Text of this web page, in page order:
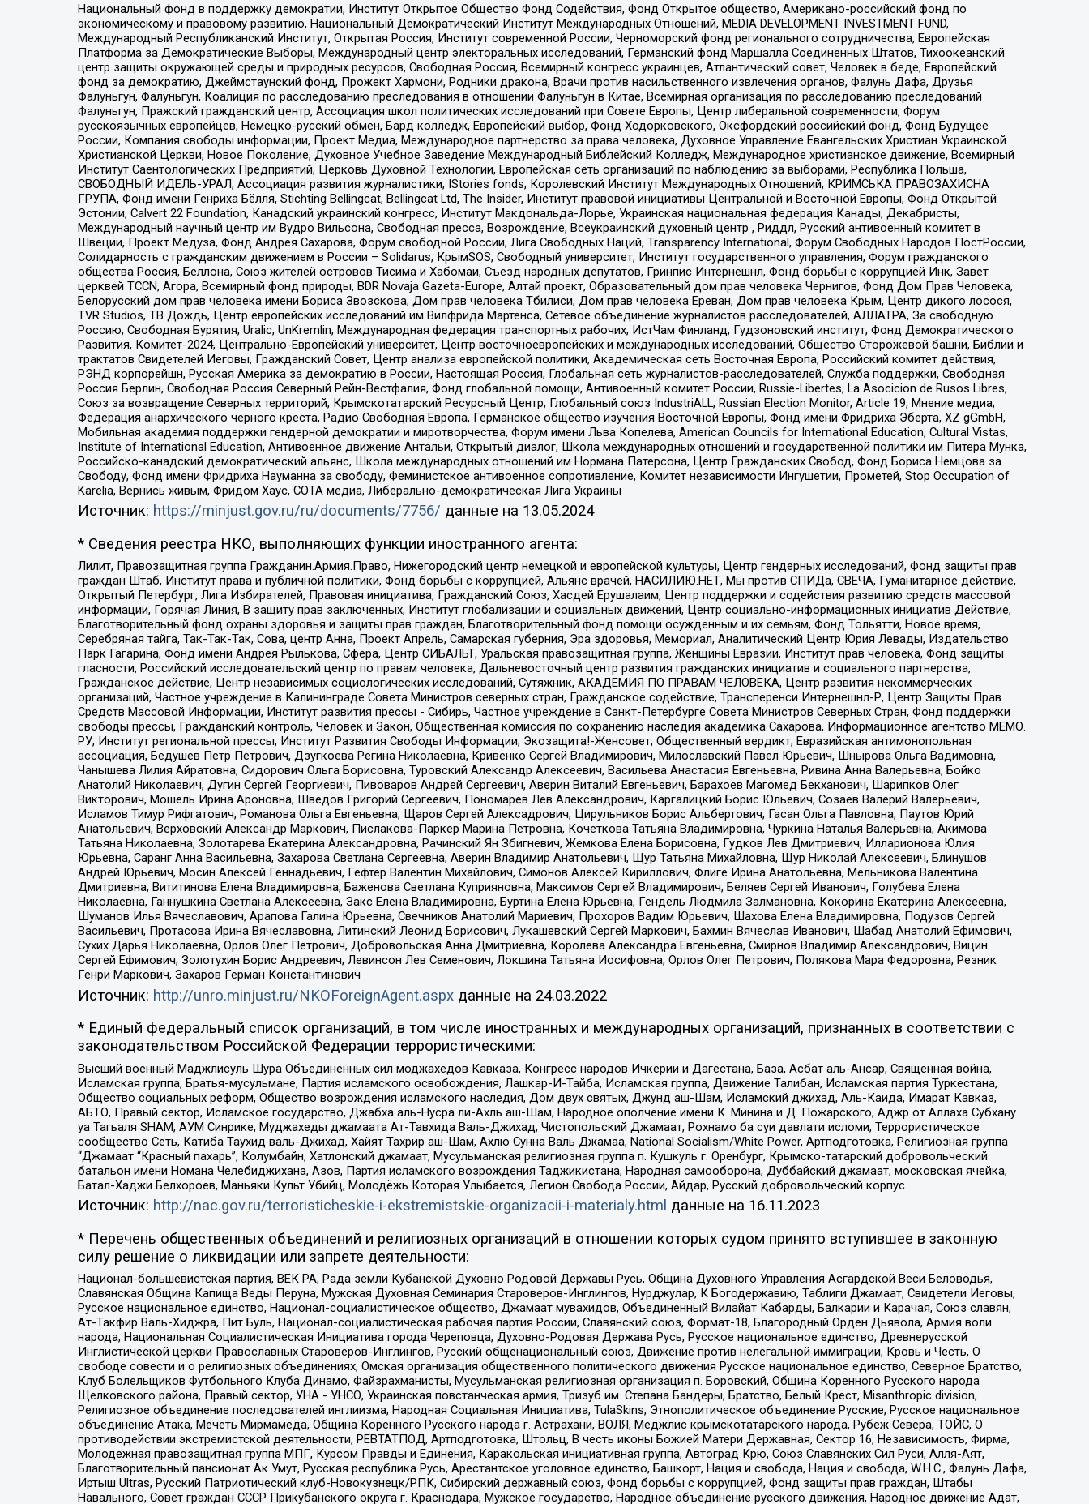
Национальный фонд в поддержку демократии, Институт Открытое Общество Фонд Содействия, Фонд Открытое общество, Американо-российский фонд по
экономическому и правовому развитию, Национальный Демократический Институт Международных Отношений, MEDIA DEVELOPMENT INVESTMENT FUND,
Международный Республиканский Институт, Открытая Россия, Институт современной России, Черноморский фонд регионального сотрудничества, Европейская
Платформа за Демократические Выборы, Международный центр электоральных исследований, Германский фонд Маршалла Соединенных Штатов, Тихоокеанский
центр защиты окружающей среды и природных ресурсов, Свободная Россия, Всемирный конгресс украинцев, Атлантический совет, Человек в беде, Европейский
фонд за демократию, Джеймстаунский фонд, Прожект Хармони, Родники дракона, Врачи против насильственного извлечения органов, Фалунь Дафа, Друзья
Фалуньгун, Фалуньгун, Коалиция по расследованию преследования в отношении Фалуньгун в Китае, Всемирная организация по расследованию преследований
Фалуньгун, Пражский гражданский центр, Ассоциация школ политических исследований при Совете Европы, Центр либеральной современности, Форум
русскоязычных европейцев, Немецко-русский обмен, Бард колледж, Европейский выбор, Фонд Ходорковского, Оксфордский российский фонд, Фонд Будущее
России, Компания свободы информации, Проект Медиа, Международное партнерство за права человека, Духовное Управление Евангельских Христиан Украинской
Христианской Церкви, Новое Поколение, Духовное Учебное Заведение Международный Библейский Колледж, Международное христианское движение, Всемирный
Институт Саентологических Предприятий, Церковь Духовной Технологии, Европейская сеть организаций по наблюдению за выборами, Республика Польша,
СВОБОДНЫЙ ИДЕЛЬ-УРАЛ, Ассоциация развития журналистики, IStories fonds, Королевский Институт Международных Отношений, КРИМСЬКА ПРАВОЗАХИСНА
ГРУПА, Фонд имени Генриха Бёлля, Stichting Bellingcat, Bellingcat Ltd, The Insider, Институт правовой инициативы Центральной и Восточной Европы, Фонд Открытой
Эстонии, Calvert 22 Foundation, Канадский украинский конгресс, Институт Макдональда-Лорье, Украинская национальная федерация Канады, Декабристы,
Международный научный центр им Вудро Вильсона, Свободная пресса, Возрождение, Всеукраинский духовный центр , Риддл, Русский антивоенный комитет в
Швеции, Проект Медуза, Фонд Андрея Сахарова, Форум свободной России, Лига Свободных Наций, Transparеncy International, Форум Свободных Народов ПостРоссии,
Солидарность с гражданским движением в России – Solidarus, КрымSOS, Свободный университет, Институт государственного управления, Форум гражданского
общества Россия, Беллона, Союз жителей островов Тисима и Хабомаи, Съезд народных депутатов, Гринпис Интернешнл, Фонд борьбы с коррупцией Инк, Завет
церквей TCCN, Агора, Всемирный фонд природы, BDR Novaja Gazeta-Europe, Алтай проект, Образовательный дом прав человека Чернигов, Фонд Дом Прав Человека,
Белорусский дом прав человека имени Бориса Звозскова, Дом прав человека Тбилиси, Дом прав человека Ереван, Дом прав человека Крым, Центр дикого лосося,
TVR Studios, ТВ Дождь, Центр европейских исследований им Вилфрида Мартенса, Сетевое объединение журналистов расследователей, АЛЛАТРА, За свободную
Россию, Свободная Бурятия, Uralic, UnKremlin, Международная федерация транспортных рабочих, ИстЧам Финланд, Гудзоновский институт, Фонд Демократического
Развития, Комитет-2024, Центрально-Европейский университет, Центр восточноевропейских и международных исследований, Общество Сторожевой башни, Библии и
трактатов Свидетелей Иеговы, Гражданский Совет, Центр анализа европейской политики, Академическая сеть Восточная Европа, Российский комитет действия,
РЭНД корпорейшн, Русская Америка за демократию в России, Настоящая Россия, Глобальная сеть журналистов-расследователей, Служба поддержки, Свободная
Россия Берлин, Свободная Россия Северный Рейн-Вестфалия, Фонд глобальной помощи, Антивоенный комитет России, Russie-Libertes, La Asocicion de Rusos Libres,
Союз за возвращение Северных территорий, Крымскотатарский Ресурсный Центр, Глобальный союз IndustriALL, Russian Election Monitor, Article 19, Мнение медиа,
Федерация анархического черного креста, Радио Свободная Европа, Германское общество изучения Восточной Европы, Фонд имени Фридриха Эберта, XZ gGmbH,
Мобильная академия поддержки гендерной демократии и миротворчества, Форум имени Льва Копелева, American Councils for International Education, Cultural Vistas,
Institute of International Education, Антивоенное движение Антальи, Открытый диалог, Школа международных отношений и государственной политики им Питера Мунка,
Российско-канадский демократический альянс, Школа международных отношений им Нормана Патерсона, Центр Гражданских Свобод, Фонд Бориса Немцова за
Свободу, Фонд имени Фридриха Науманна за свободу, Феминистское антивоенное сопротивление, Комитет независимости Ингушетии, Прометей, Stop Occupation of
Karelia, Вернись живым, Фридом Хаус, СОТА медиа, Либерально-демократическая Лига Украины
Источник: https://minjust.gov.ru/ru/documents/7756/ данные на 13.05.2024
* Сведения реестра НКО, выполняющих функции иностранного агента:
Лилит, Правозащитная группа Гражданин.Армия.Право, Нижегородский центр немецкой и европейской культуры, Центр гендерных исследований, Фонд защиты прав
граждан Штаб, Институт права и публичной политики, Фонд борьбы с коррупцией, Альянс врачей, НАСИЛИЮ.НЕТ, Мы против СПИДа, СВЕЧА, Гуманитарное действие,
Открытый Петербург, Лига Избирателей, Правовая инициатива, Гражданский Союз, Хасдей Ерушалаим, Центр поддержки и содействия развитию средств массовой
информации, Горячая Линия, В защиту прав заключенных, Институт глобализации и социальных движений, Центр социально-информационных инициатив Действие,
Благотворительный фонд охраны здоровья и защиты прав граждан, Благотворительный фонд помощи осужденным и их семьям, Фонд Тольятти, Новое время,
Серебряная тайга, Так-Так-Так, Сова, центр Анна, Проект Апрель, Самарская губерния, Эра здоровья, Мемориал, Аналитический Центр Юрия Левады, Издательство
Парк Гагарина, Фонд имени Андрея Рылькова, Сфера, Центр СИБАЛЬТ, Уральская правозащитная группа, Женщины Евразии, Институт прав человека, Фонд защиты
гласности, Российский исследовательский центр по правам человека, Дальневосточный центр развития гражданских инициатив и социального партнерства,
Гражданское действие, Центр независимых социологических исследований, Сутяжник, АКАДЕМИЯ ПО ПРАВАМ ЧЕЛОВЕКА, Центр развития некоммерческих
организаций, Частное учреждение в Калининграде Совета Министров северных стран, Гражданское содействие, Трансперенси Интернешнл-Р, Центр Защиты Прав
Средств Массовой Информации, Институт развития прессы - Сибирь, Частное учреждение в Санкт-Петербурге Совета Министров Северных Стран, Фонд поддержки
свободы прессы, Гражданский контроль, Человек и Закон, Общественная комиссия по сохранению наследия академика Сахарова, Информационное агентство МЕМО.
РУ, Институт региональной прессы, Институт Развития Свободы Информации, Экозащита!-Женсовет, Общественный вердикт, Евразийская антимонопольная
ассоциация, Бедушев Петр Петрович, Дзугкоева Регина Николаевна, Кривенко Сергей Владимирович, Милославский Павел Юрьевич, Шнырова Ольга Вадимовна,
Чанышева Лилия Айратовна, Сидорович Ольга Борисовна, Туровский Александр Алексеевич, Васильева Анастасия Евгеньевна, Ривина Анна Валерьевна, Бойко
Анатолий Николаевич, Дугин Сергей Георгиевич, Пивоваров Андрей Сергеевич, Аверин Виталий Евгеньевич, Барахоев Магомед Бекханович, Шарипков Олег
Викторович, Мошель Ирина Ароновна, Шведов Григорий Сергеевич, Пономарев Лев Александрович, Каргалицкий Борис Юльевич, Созаев Валерий Валерьевич,
Исламов Тимур Рифгатович, Романова Ольга Евгеньевна, Щаров Сергей Алексадрович, Цирульников Борис Альбертович, Гасан Ольга Павловна, Паутов Юрий
Анатольевич, Верховский Александр Маркович, Пислакова-Паркер Марина Петровна, Кочеткова Татьяна Владимировна, Чуркина Наталья Валерьевна, Акимова
Татьяна Николаевна, Золотарева Екатерина Александровна, Рачинский Ян Збигневич, Жемкова Елена Борисовна, Гудков Лев Дмитриевич, Илларионова Юлия
Юрьевна, Саранг Анна Васильевна, Захарова Светлана Сергеевна, Аверин Владимир Анатольевич, Щур Татьяна Михайловна, Щур Николай Алексеевич, Блинушов
Андрей Юрьевич, Мосин Алексей Геннадьевич, Гефтер Валентин Михайлович, Симонов Алексей Кириллович, Флиге Ирина Анатольевна, Мельникова Валентина
Дмитриевна, Вититинова Елена Владимировна, Баженова Светлана Куприяновна, Максимов Сергей Владимирович, Беляев Сергей Иванович, Голубева Елена
Николаевна, Ганнушкина Светлана Алексеевна, Закс Елена Владимировна, Буртина Елена Юрьевна, Гендель Людмила Залмановна, Кокорина Екатерина Алексеевна,
Шуманов Илья Вячеславович, Арапова Галина Юрьевна, Свечников Анатолий Мариевич, Прохоров Вадим Юрьевич, Шахова Елена Владимировна, Подузов Сергей
Васильевич, Протасова Ирина Вячеславовна, Литинский Леонид Борисович, Лукашевский Сергей Маркович, Бахмин Вячеслав Иванович, Шабад Анатолий Ефимович,
Сухих Дарья Николаевна, Орлов Олег Петрович, Добровольская Анна Дмитриевна, Королева Александра Евгеньевна, Смирнов Владимир Александрович, Вицин
Сергей Ефимович, Золотухин Борис Андреевич, Левинсон Лев Семенович, Локшина Татьяна Иосифовна, Орлов Олег Петрович, Полякова Мара Федоровна, Резник
Генри Маркович, Захаров Герман Константинович
Источник: http://unro.minjust.ru/NKOForeignAgent.aspxданные на 24.03.2022
* Единый федеральный список организаций, в том числе иностранных и международных организаций, признанных в соответствии с
законодательством Российской Федерации террористическими:
Высший военный Маджлисуль Шура Объединенных сил моджахедов Кавказа, Конгресс народов Ичкерии и Дагестана, База, Асбат аль-Ансар, Священная война,
Исламская группа, Братья-мусульмане, Партия исламского освобождения, Лашкар-И-Тайба, Исламская группа, Движение Талибан, Исламская партия Туркестана,
Общество социальных реформ, Общество возрождения исламского наследия, Дом двух святых, Джунд аш-Шам, Исламский джихад, Аль-Каида, Имарат Кавказ,
АБТО, Правый сектор, Исламское государство, Джабха аль-Нусра ли-Ахль аш-Шам, Народное ополчение имени К. Минина и Д. Пожарского, Аджр от Аллаха Субхану
уа Тагьаля SHAM, АУМ Синрике, Муджахеды джамаата Ат-Тавхида Валь-Джихад, Чистопольский Джамаат, Рохнамо ба суи давлати исломи, Террористическое
сообщество Сеть, Катиба Таухид валь-Джихад, Хайят Тахрир аш-Шам, Ахлю Сунна Валь Джамаа, National Socialism/White Power, Артподготовка, Религиозная группа
“Джамаат “Красный пахарь”, Колумбайн, Хатлонский джамаат, Мусульманская религиозная группа п. Кушкуль г. Оренбург, Крымско-татарский добровольческий
батальон имени Номана Челебиджихана, Азов, Партия исламского возрождения Таджикистана, Народная самооборона, Дуббайский джамаат, московская ячейка,
Батал-Хаджи Белхороев, Маньяки Культ Убийц, Молодёжь Которая Улыбается, Легион Свобода России, Айдар, Русский добровольческий корпус
Источник: http://nac.gov.ru/terroristicheskie-i-ekstremistskie-organizacii-i-materialy.html данные на 16.11.2023
* Перечень общественных объединений и религиозных организаций в отношении которых судом принято вступившее в законную
силу решение о ликвидации или запрете деятельности:
Национал-большевистская партия, ВЕК РА, Рада земли Кубанской Духовно Родовой Державы Русь, Община Духовного Управления Асгардской Веси Беловодья,
Славянская Община Капища Веды Перуна, Мужская Духовная Семинария Староверов-Инглингов, Нурджулар, К Богодержавию, Таблиги Джамаат, Свидетели Иеговы,
Русское национальное единство, Национал-социалистическое общество, Джамаат мувахидов, Объединенный Вилайат Кабарды, Балкарии и Карачая, Союз славян,
Ат-Такфир Валь-Хиджра, Пит Буль, Национал-социалистическая рабочая партия России, Славянский союз, Формат-18, Благородный Орден Дьявола, Армия воли
народа, Национальная Социалистическая Инициатива города Череповца, Духовно-Родовая Держава Русь, Русское национальное единство, Древнерусской
Инглистической церкви Православных Староверов-Инглингов, Русский общенациональный союз, Движение против нелегальной иммиграции, Кровь и Честь, О
свободе совести и о религиозных объединениях, Омская организация общественного политического движения Русское национальное единство, Северное Братство,
Клуб Болельщиков Футбольного Клуба Динамо, Файзрахманисты, Мусульманская религиозная организация п. Боровский, Община Коренного Русского народа
Щелковского района, Правый сектор, УНА - УНСО, Украинская повстанческая армия, Тризуб им. Степана Бандеры, Братство, Белый Крест, Misanthropic division,
Религиозное объединение последователей инглиизма, Народная Социальная Инициатива, TulaSkins, Этнополитическое объединение Русские, Русское национальное
объединение Атака, Мечеть Мирмамеда, Община Коренного Русского народа г. Астрахани, ВОЛЯ, Меджлис крымскотатарского народа, Рубеж Севера, ТОЙС, О
противодействии экстремистской деятельности, РЕВТАТПОД, Артподготовка, Штольц, В честь иконы Божией Матери Державная, Сектор 16, Независимость, Фирма,
Молодежная правозащитная группа МПГ, Курсом Правды и Единения, Каракольская инициативная группа, Автоград Крю, Союз Славянских Сил Руси, Алля-Аят,
Благотворительный пансионат Ак Умут, Русская республика Русь, Арестантское уголовное единство, Башкорт, Нация и свобода, Нация и свобода, W.H.С., Фалунь Дафа,
Иртыш Ultras, Русский Патриотический клуб-Новокузнецк/РПК, Сибирский державный союз, Фонд борьбы с коррупцией, Фонд защиты прав граждан, Штабы
Навального, Совет граждан СССР Прикубанского округа г. Краснодара, Мужское государство, Народное объединение русского движения, Народное движение Адат,